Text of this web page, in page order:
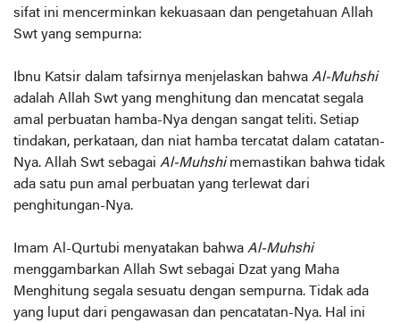
sifat ini mencerminkan kekuasaan dan pengetahuan Allah
Swt yang sempurna:
Ibnu Katsir dalam tafsirnya menjelaskan bahwa Al-Muhshi
adalah Allah Swt yang menghitung dan mencatat segala
amal perbuatan hamba-Nya dengan sangat teliti. Setiap
tindakan, perkataan, dan niat hamba tercatat dalam catatan-
Nya. Allah Swt sebagai Al-Muhshimemastikan bahwa tidak
ada satu pun amal perbuatan yang terlewat dari
penghitungan-Nya.
Imam Al-Qurtubi menyatakan bahwa Al-Muhshi
menggambarkan Allah Swt sebagai Dzat yang Maha
Menghitung segala sesuatu dengan sempurna. Tidak ada
yang luput dari pengawasan dan pencatatan-Nya. Hal ini